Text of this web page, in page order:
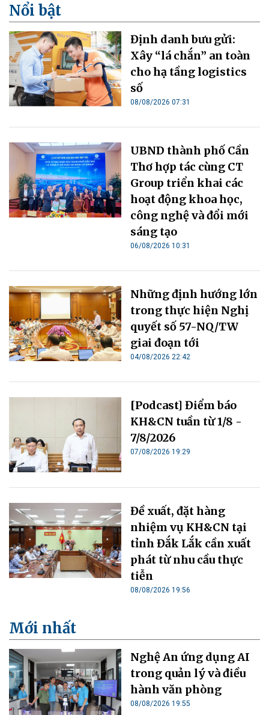
Nổi bật
Định danh bưu gửi:
Xây “lá chắn” an toàn
cho hạ tầng logistics
số
08/08/2026 07:31
UBND thành phố Cần
Thơ hợp tác cùng CT
Group triển khai các
hoạt động khoa học,
công nghệ và đổi mới
sáng tạo
06/08/2026 10:31
Những định hướng lớn
trong thực hiện Nghị
quyết số 57-NQ/TW
giai đoạn tới
04/08/2026 22:42
[Podcast] Điểm báo
KH&CN tuần từ 1/8 -
7/8/2026
07/08/2026 19:29
Đề xuất, đặt hàng
nhiệm vụ KH&CN tại
tỉnh Đắk Lắk cần xuất
phát từ nhu cầu thực
tiễn
08/08/2026 19:56
Mới nhất
Nghệ An ứng dụng AI
trong quản lý và điều
hành văn phòng
08/08/2026 19:55